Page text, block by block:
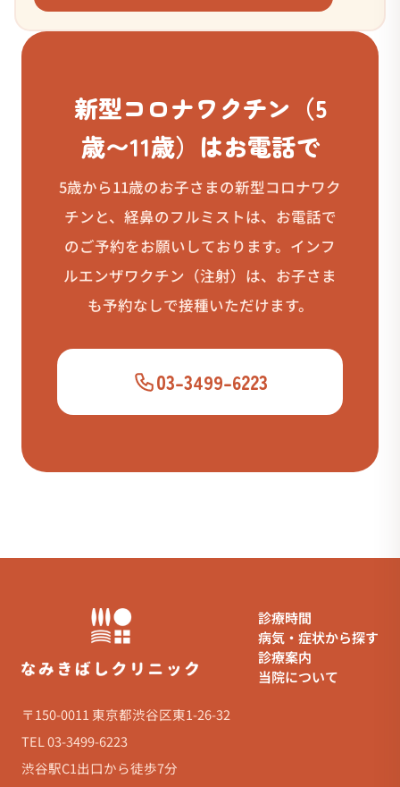
新型コロナワクチン（5
歳〜11歳）はお電話で
5歳から11歳のお子さまの新型コロナワク
チンと、経鼻のフルミストは、お電話で
のご予約をお願いしております。インフ
ルエンザワクチン（注射）は、お子さま
も予約なしで接種いただけます。
03-3499-6223
〒150-0011 東京都渋谷区東1-26-32
TEL 03-3499-6223
渋谷駅C1出口から徒歩7分
診療時間
病気・症状から探す
診療案内
当院について